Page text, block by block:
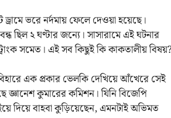
ভরে নর্দমায় ফেলে দেওয়া হয়েছে।
ছিল ২ ঘণ্টার জন্যে। সাসারামে এই ঘটনার
সমেত। এই সব কিছুই কি কাকতালীয়
এক প্রকার ভেলকি দেখিয়ে আঁখেরে সেই
কুমারের কমিশন। যিনি বিজেপি
দিয়ে বাহবা কুড়িয়েছেন, এমনটাই অভিমত